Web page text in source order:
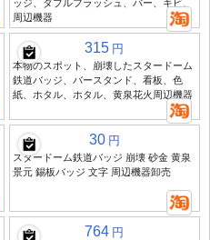
ッジ、ダブルフラッシュ、バー、キビ、
周辺機器
315 円
本物のスポット、崩壊したスタードーム
鉄道バッジ、バースタンド、看板、色
紙、ホタル、ホタル、黄泉花火周辺機器
30 円
スタードーム鉄道バッジ 崩壊 砂金 黄泉
景元 錫板バッジ 文字 周辺機器卸売
764 円